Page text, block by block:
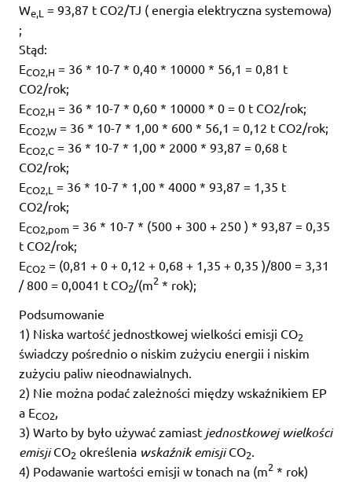
We,L = 93,87 t CO2/TJ ( energia elektryczna systemowa)
;
Stąd:
ECO2,H = 36 * 10-7 * 0,40 * 10000 * 56,1 = 0,81 t
CO2/rok;
ECO2,H = 36 * 10-7 * 0,60 * 10000 * 0 = 0 t CO2/rok;
ECO2,W = 36 * 10-7 * 1,00 * 600 * 56,1 = 0,12 t CO2/rok;
ECO2,C = 36 * 10-7 * 1,00 * 2000 * 93,87 = 0,68 t
CO2/rok;
ECO2,L = 36 * 10-7 * 1,00 * 4000 * 93,87 = 1,35 t
CO2/rok;
ECO2,pom = 36 * 10-7 * (500 + 300 + 250 ) * 93,87 = 0,35
t CO2/rok;
ECO2 = (0,81 + 0 + 0,12 + 0,68 + 1,35 + 0,35 )/800 = 3,31
/ 800 = 0,0041 t CO2/(m2 * rok);
Podsumowanie
1) Niska wartość jednostkowej wielkości emisji CO2
świadczy pośrednio o niskim zużyciu energii i niskim
zużyciu paliw nieodnawialnych.
2) Nie można podać zależności między wskaźnikiem EP
a ECO2
3) Warto by było używać zamiast jednostkowej wielkości
emisjiCO2 określenia wskaźnik emisjiCO2
4) Podawanie wartości emisji w tonach na (m2 * rok)